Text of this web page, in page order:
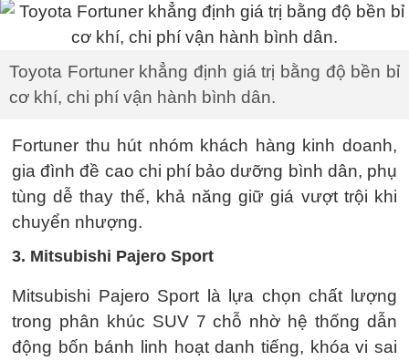
Toyota Fortuner khẳng định giá trị bằng độ bền bỉ
cơ khí, chi phí vận hành bình dân.
Fortuner thu hút nhóm khách hàng kinh doanh,
gia đình đề cao chi phí bảo dưỡng bình dân, phụ
tùng dễ thay thế, khả năng giữ giá vượt trội khi
chuyển nhượng.
3. Mitsubishi Pajero Sport
Mitsubishi Pajero Sport là lựa chọn chất lượng
trong phân khúc SUV 7 chỗ nhờ hệ thống dẫn
động bốn bánh linh hoạt danh tiếng, khóa vi sai